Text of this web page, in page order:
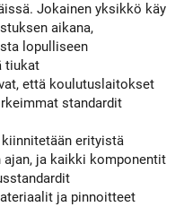
Jokainen yksikkö käy
aikana,
lopulliseen
tiukat
että koulutuslaitokset
standardit
erityistä
ja kaikki komponentit
ja pinnoitteet